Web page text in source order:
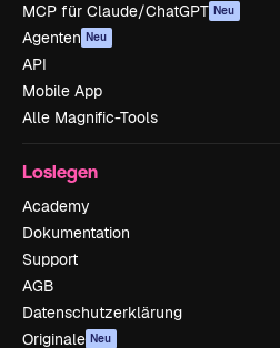
MCP für Claude/ChatGPT Neu
Agenten Neu
API
Mobile App
Alle Magnific-Tools
Loslegen
Academy
Dokumentation
Support
AGB
Datenschutzerklärung
Originale Neu